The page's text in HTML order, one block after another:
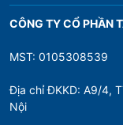
CÔNG TY CỔ PHẦN
MST: 0105308539
Địa chỉ ĐKKD: A9/4,
Nội